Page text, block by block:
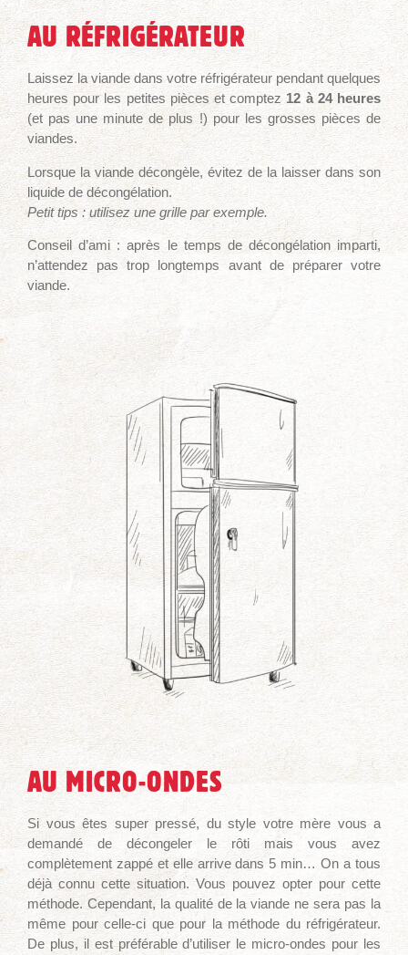
AU RÉFRIGÉRATEUR
Laissez la viande dans votre réfrigérateur pendant quelques
heures pour les petites pièces et comptez 12 à 24 heures
(et pas une minute de plus !) pour les grosses pièces de
viandes.
Lorsque la viande décongèle, évitez de la laisser dans son
liquide de décongélation.
Petit tips : utilisez une grille par exemple.
Conseil d’ami : après le temps de décongélation imparti,
n’attendez pas trop longtemps avant de préparer votre
viande.
AU MICRO-ONDES
Si vous êtes super pressé, du style votre mère vous a
demandé de décongeler le rôti mais vous avez
complètement zappé et elle arrive dans 5 min… On a tous
déjà connu cette situation. Vous pouvez opter pour cette
méthode. Cependant, la qualité de la viande ne sera pas la
même pour celle-ci que pour la méthode du réfrigérateur.
De plus, il est préférable d’utiliser le micro-ondes pour les